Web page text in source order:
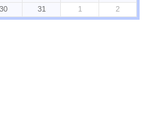
30 31 1 2